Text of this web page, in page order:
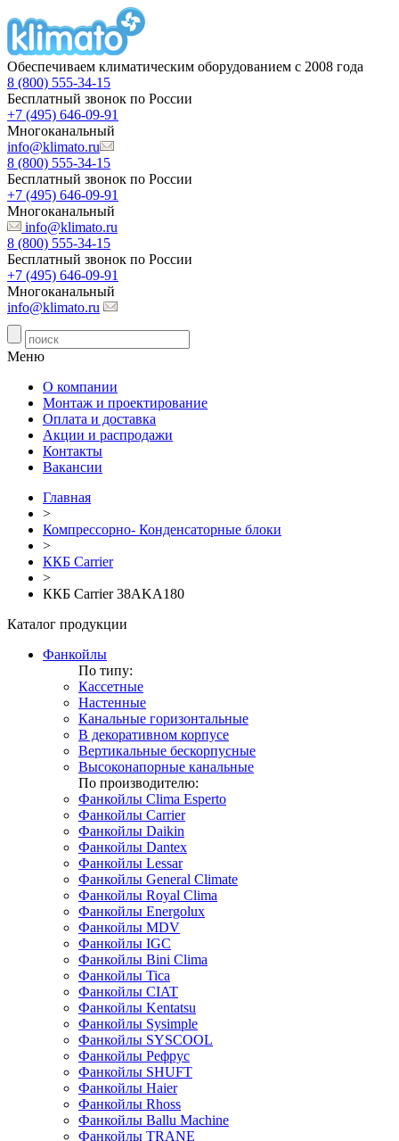
Обеспечиваем климатическим оборудованием с 2008 года
8 (800) 555-34-15
Бесплатный звонок по России
+7 (495) 646-09-91
Многоканальный
info@klimato.ru
8 (800) 555-34-15
Бесплатный звонок по России
+7 (495) 646-09-91
Многоканальный
info@klimato.ru
8 (800) 555-34-15
Бесплатный звонок по России
+7 (495) 646-09-91
Многоканальный
info@klimato.ru
Меню
О компании
Монтаж и проектирование
Оплата и доставка
Акции и распродажи
Контакты
Вакансии
Главная
>
Компрессорно- Конденсаторные блоки
>
ККБ Carrier
>
ККБ Carrier 38AKA180
Каталог продукции
Фанкойлы
По типу:
Кассетные
Настенные
Канальные горизонтальные
В декоративном корпусе
Вертикальные бескорпусные
Высоконапорные канальные
По производителю:
Фанкойлы Clima Esperto
Фанкойлы Carrier
Фанкойлы Daikin
Фанкойлы Dantex
Фанкойлы Lessar
Фанкойлы General Climate
Фанкойлы Royal Clima
Фанкойлы Energolux
Фанкойлы MDV
Фанкойлы IGC
Фанкойлы Bini Clima
Фанкойлы Tica
Фанкойлы CIAT
Фанкойлы Kentatsu
Фанкойлы Sysimple
Фанкойлы SYSCOOL
Фанкойлы Рефрус
Фанкойлы SHUFT
Фанкойлы Haier
Фанкойлы Rhoss
Фанкойлы Ballu Machine
Фанкойлы TRANE